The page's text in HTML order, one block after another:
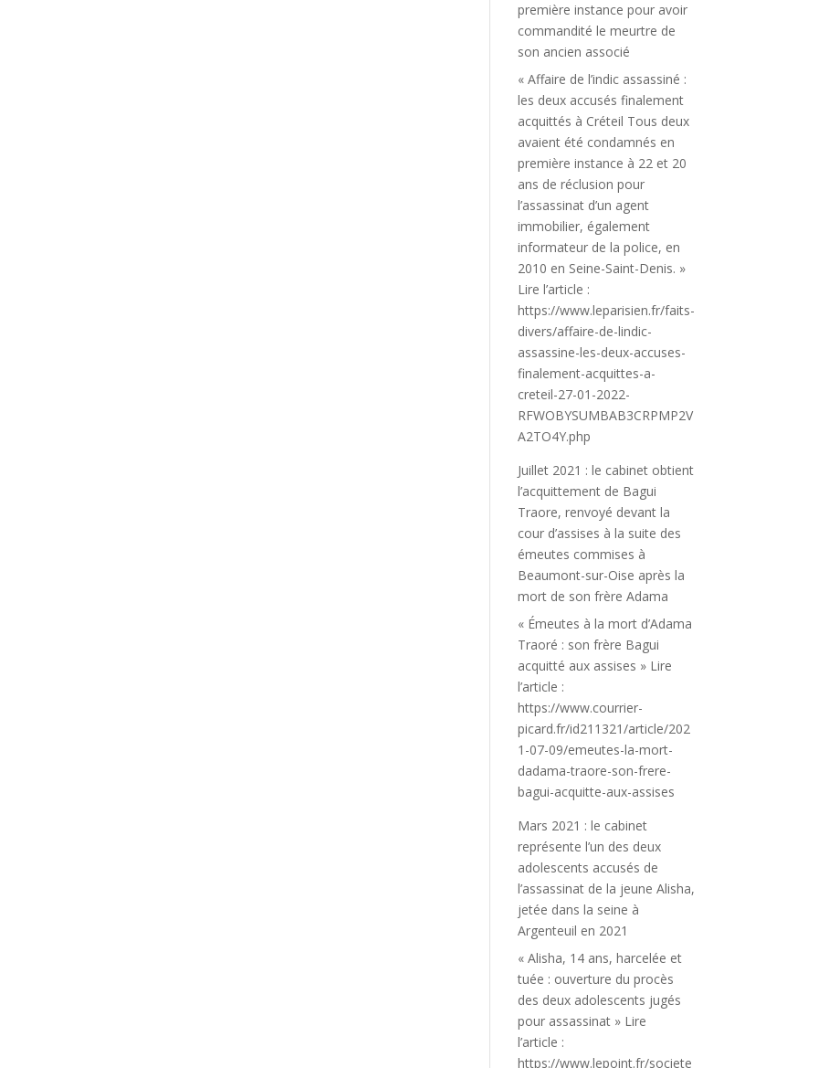
première instance pour avoir
commandité le meurtre de
son ancien associé
« Affaire de l’indic assassiné :
les deux accusés finalement
acquittés à Créteil Tous deux
avaient été condamnés en
première instance à 22 et 20
ans de réclusion pour
l’assassinat d’un agent
immobilier, également
informateur de la police, en
2010 en Seine-Saint-Denis. »
Lire l’article :
https://www.leparisien.fr/faits-
divers/affaire-de-lindic-
assassine-les-deux-accuses-
finalement-acquittes-a-
creteil-27-01-2022-
RFWOBYSUMBAB3CRPMP2V
A2TO4Y.php
Juillet 2021 : le cabinet obtient
l’acquittement de Bagui
Traore, renvoyé devant la
cour d’assises à la suite des
émeutes commises à
Beaumont-sur-Oise après la
mort de son frère Adama
« Émeutes à la mort d’Adama
Traoré : son frère Bagui
acquitté aux assises » Lire
l’article :
https://www.courrier-
picard.fr/id211321/article/202
1-07-09/emeutes-la-mort-
dadama-traore-son-frere-
bagui-acquitte-aux-assises
Mars 2021 : le cabinet
représente l’un des deux
adolescents accusés de
l’assassinat de la jeune Alisha,
jetée dans la seine à
Argenteuil en 2021
« Alisha, 14 ans, harcelée et
tuée : ouverture du procès
des deux adolescents jugés
pour assassinat » Lire
l’article :
https://www.lepoint.fr/societe